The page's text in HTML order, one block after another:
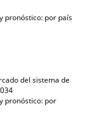
pronóstico: por país
del sistema de
pronóstico: por